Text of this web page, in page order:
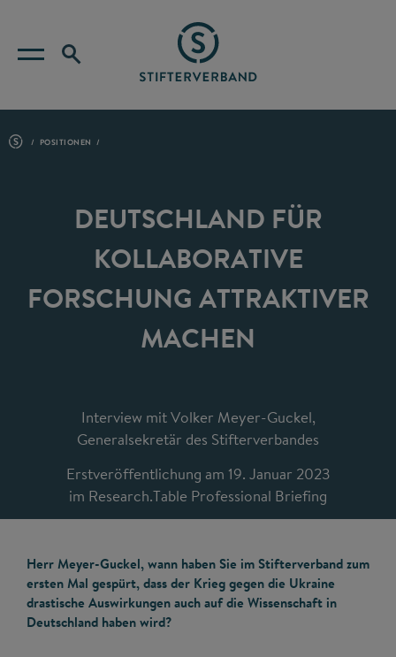
POSITIONEN
DEUTSCHLAND FÜR
KOLLABORATIVE
FORSCHUNG ATTRAKTIVER
MACHEN
Interview mit Volker Meyer-Guckel,
Generalsekretär des Stifterverbandes
Erstveröffentlichung am 19. Januar 2023
im Research.Table Professional Briefing
Herr Meyer-Guckel, wann haben Sie im Stifterverband zum
ersten Mal gespürt, dass der Krieg gegen die Ukraine
drastische Auswirkungen auch auf die Wissenschaft in
Deutschland haben wird?